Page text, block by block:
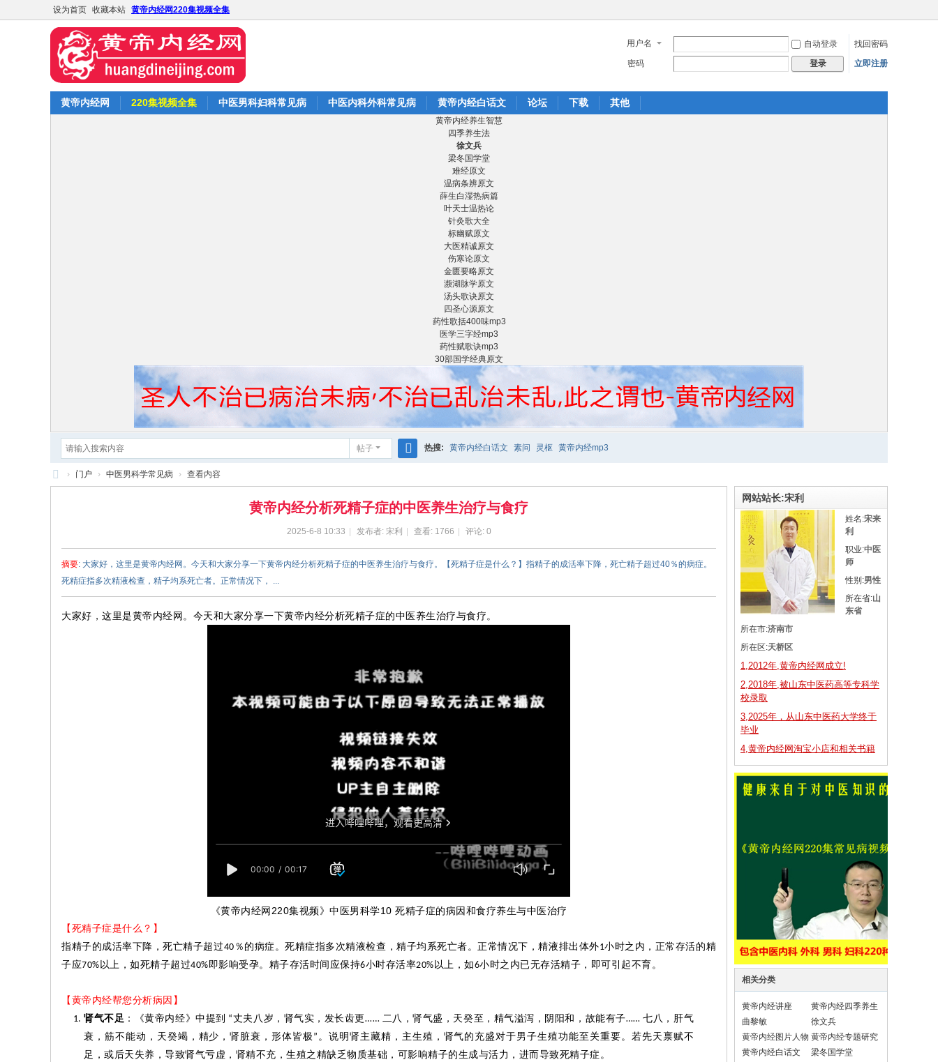
设为首页 收藏本站 黄帝内经网220集视频全集
用户名 自动登录
找回密码
密码
登录 立即注册
黄帝内经网 220集视频全集 中医男科妇科常见病 中医内科外科常见病 黄帝内经白话文 论坛 下载 其他
黄帝内经养生智慧
四季养生法
徐文兵
梁冬国学堂
难经原文
温病条辨原文
薛生白湿热病篇
叶天士温热论
针灸歌大全
标幽赋原文
大医精诚原文
伤寒论原文
金匮要略原文
濒湖脉学原文
汤头歌诀原文
四圣心源原文
药性歌括400味mp3
医学三字经mp3
药性赋歌诀mp3
30部国学经典原文
帖子
索
热搜: 黄帝内经白话文 素问 灵枢 黄帝内经mp3
› 门户 › 中医男科学常见病 › 查看内容
黄帝内经分析死精子症的中医养生治疗与食疗
2025-6-8 10:33 发布者: 宋利 查看: 1766 评论: 0
摘要: 大家好，这里是黄帝内经网。今天和大家分享一下黄帝内经分析死精子症的中医养生治疗与食疗。【死精子症是什么？】指精子的成活率下降，死亡精子超过40％的病症。
死精症指多次精液检查，精子均系死亡者。正常情况下， ...
大家好，这里是黄帝内经网。今天和大家分享一下黄帝内经分析死精子症的中医养生治疗与食疗。
《黄帝内经网220集视频》中医男科学10 死精子症的病因和食疗养生与中医治疗
【死精子症是什么？】
指精子的成活率下降，死亡精子超过40 ％的病症。死精症指多次精液检查，精子均系死亡者。正常情况下，精液排出体外1小时之内，正常存活的精
子应70%以上，如死精子超过40%即影响受孕。精子存活时间应保持6小时存活率20%以上，如6小时之内已无存活精子，即可引起不育。
【黄帝内经帮您分析病因】
肾气不足 ：《黄帝内经》中提到 “丈夫八岁，肾气实，发长齿更…… 二八，肾气盛，天癸至，精气溢泻，阴阳和，故能有子……七八，肝气
衰，筋不能动，天癸竭，精少，肾脏衰，形体皆极 ” 。说明肾主藏精，主生殖，肾气的充盛对于男子生殖功能至关重要。若先天禀赋不
足，或后天失养，导致肾气亏虚，肾精不充，生殖之精缺乏物质基础，可影响精子的生成与活力，进而导致死精子症。
网站站长:宋利
姓名:宋来
利
职业:中医
师
性别:男性
所在省:山
东省
所在市:济南市
所在区:天桥区
1,2012年,黄帝内经网成立!
2,2018年,被山东中医药高等专科学
校录取
3,2025年，从山东中医药大学终于
毕业
4,黄帝内经网淘宝小店和相关书籍
相关分类
黄帝内经讲座
黄帝内经四季养生
法
曲黎敏
徐文兵
黄帝内经图片人物 黄帝内经专题研究
黄帝内经白话文
梁冬国学堂